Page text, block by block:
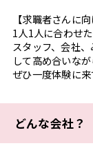
【求職者さんに向
1人1人に合わせ
スタッフ、会社
して高め合いな
ぜひ一度体験に来
どんな会社？